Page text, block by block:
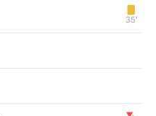
35‎’‎